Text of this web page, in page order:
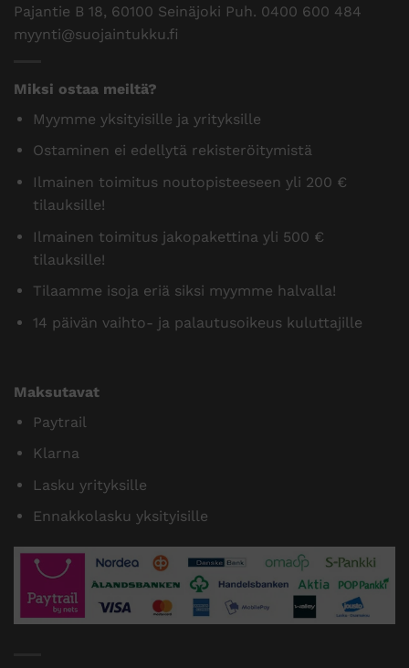
Pajantie B 18, 60100 Seinäjoki Puh. 0400 600 484
myynti@suojaintukku.fi
Miksi ostaa meiltä?
Myymme yksityisille ja yrityksille
Ostaminen ei edellytä rekisteröitymistä
Ilmainen toimitus noutopisteeseen yli 200 €
tilauksille!
Ilmainen toimitus jakopakettina yli 500 €
tilauksille!
Tilaamme isoja eriä siksi myymme halvalla!
14 päivän vaihto- ja palautusoikeus kuluttajille
Maksutavat
Paytrail
Klarna
Lasku yrityksille
Ennakkolasku yksityisille